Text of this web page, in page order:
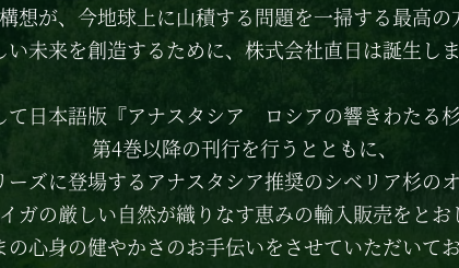
想が、 今地球上に山積する問題を一掃する最高の
い未来を創造するために、 株式会社直日は誕生しま
て日本語版 『アナスタシア
ロシアの響きわたる
第4巻以降の刊行を行うとともに、
ーズに登場するアナスタシア推奨のシベリア杉のオ
ガの厳しい自然が織りなす恵みの輸入販売をとお
の心身の健やかさのお手伝いをさせていただいて